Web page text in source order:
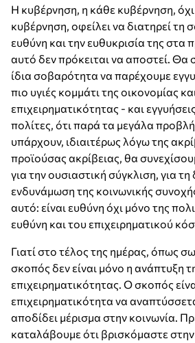
Η κυβέρνηση, η κάθε κυβέρνηση,
κυβέρνηση, οφείλει να διατηρεί τη
ευθύνη και την ευθυκρισία της στα
αυτό δεν πρόκειται να αποστεί. Θα
ίδια σοβαρότητα να παρέχουμε
πιο υγιές κομμάτι της οικονομίας
επιχειρηματικότητας - και
πολίτες, ότι παρά τα μεγάλα
υπάρχουν, ιδιαιτέρως λόγω της
προϊούσας ακρίβειας, θα
για την ουσιαστική σύγκλιση, για
ενδυνάμωση της κοινωνικής
αυτό: είναι ευθύνη όχι μόνο της
ευθύνη και του επιχειρηματικού
Γιατί στο τέλος της ημέρας, όπως
σκοπός δεν είναι μόνο η ανάπτυξη
επιχειρηματικότητας. Ο σκοπός
επιχειρηματικότητα να
αποδίδει μέρισμα στην κοινωνία.
καταλάβουμε ότι βρισκόμαστε στην